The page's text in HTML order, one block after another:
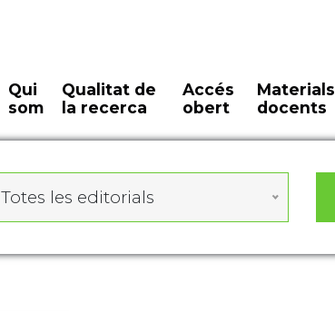
Qui
som
Qualitat de
la recerca
Accés
obert
Materials
docents
Totes les editorials